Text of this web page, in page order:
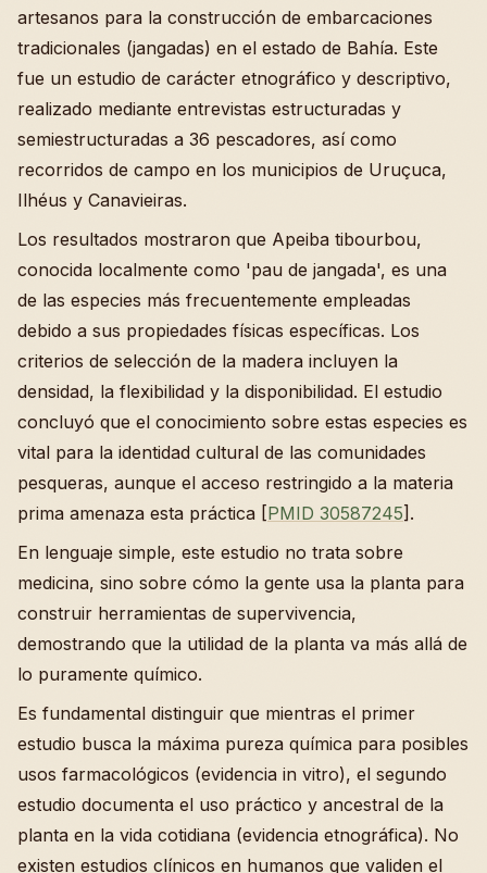
artesanos para la construcción de embarcaciones
tradicionales (jangadas) en el estado de Bahía. Este
fue un estudio de carácter etnográfico y descriptivo,
realizado mediante entrevistas estructuradas y
semiestructuradas a 36 pescadores, así como
recorridos de campo en los municipios de Uruçuca,
Ilhéus y Canavieiras.
Los resultados mostraron que Apeiba tibourbou,
conocida localmente como 'pau de jangada', es una
de las especies más frecuentemente empleadas
debido a sus propiedades físicas específicas. Los
criterios de selección de la madera incluyen la
densidad, la flexibilidad y la disponibilidad. El estudio
concluyó que el conocimiento sobre estas especies es
vital para la identidad cultural de las comunidades
pesqueras, aunque el acceso restringido a la materia
prima amenaza esta práctica [PMID 30587245].
En lenguaje simple, este estudio no trata sobre
medicina, sino sobre cómo la gente usa la planta para
construir herramientas de supervivencia,
demostrando que la utilidad de la planta va más allá de
lo puramente químico.
Es fundamental distinguir que mientras el primer
estudio busca la máxima pureza química para posibles
usos farmacológicos (evidencia in vitro), el segundo
estudio documenta el uso práctico y ancestral de la
planta en la vida cotidiana (evidencia etnográfica). No
existen estudios clínicos en humanos que validen el